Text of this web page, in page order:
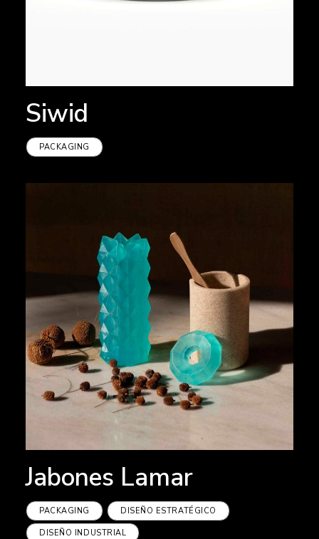
Siwid
PACKAGING
Jabones Lamar
PACKAGING DISEÑO ESTRATÉGICO
DISEÑO INDUSTRIAL